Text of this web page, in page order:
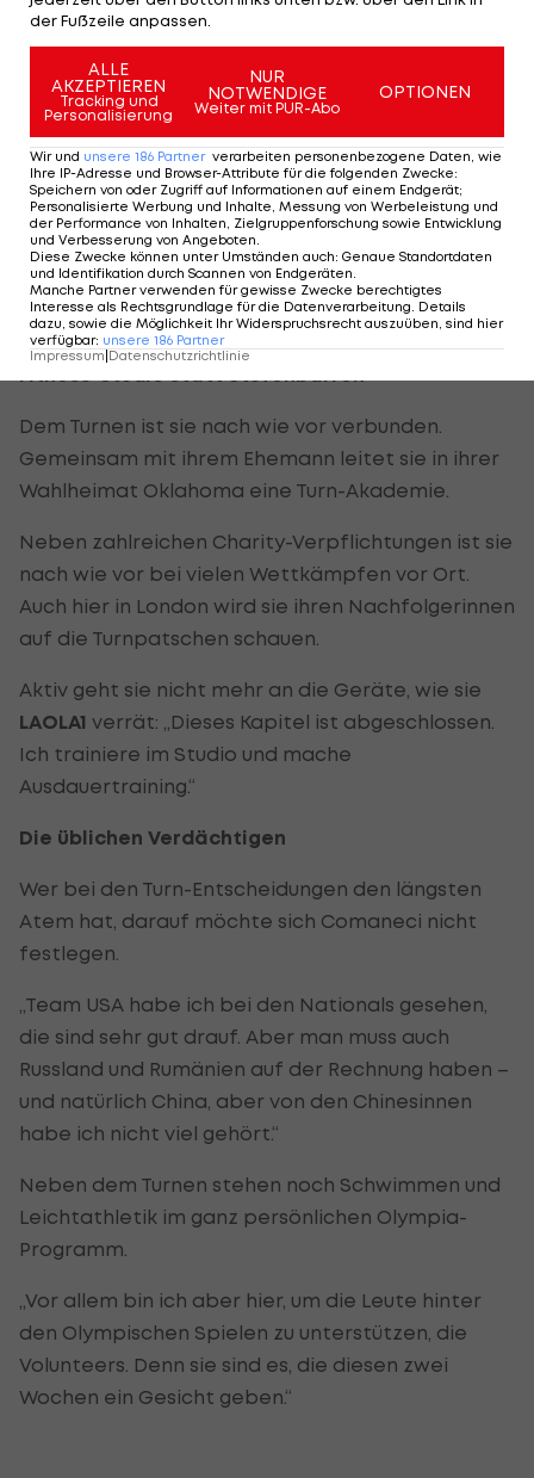
zusammen.
Sehr zum Ärger von „Miss Perfect 10“ Comaneci:
„Für mich gehört die Zehn dazu, ich wünsche sie
mir zurück!“ Das neue Wertungssystem sei
verwirrend und für den Zuschauer nur schwer
nachvollziehbar.
„Wir haben durch die Abschaffung der 10,0 leider
viele Fans verloren“, hofft Comaneci auf ein
Umdenken.
Fitness-Studio statt Stufenbarren
Dem Turnen ist sie nach wie vor verbunden.
Gemeinsam mit ihrem Ehemann leitet sie in ihrer
Wahlheimat Oklahoma eine Turn-Akademie.
Neben zahlreichen Charity-Verpflichtungen ist sie
nach wie vor bei vielen Wettkämpfen vor Ort.
Auch hier in London wird sie ihren Nachfolgerinnen
auf die Turnpatschen schauen.
Aktiv geht sie nicht mehr an die Geräte, wie sie
LAOLA1 verrät: „Dieses Kapitel ist abgeschlossen.
Ich trainiere im Studio und mache
Ausdauertraining.“
Die üblichen Verdächtigen
Wer bei den Turn-Entscheidungen den längsten
Atem hat, darauf möchte sich Comaneci nicht
festlegen.
„Team USA habe ich bei den Nationals gesehen,
die sind sehr gut drauf. Aber man muss auch
Russland und Rumänien auf der Rechnung haben –
und natürlich China, aber von den Chinesinnen
habe ich nicht viel gehört.“
Neben dem Turnen stehen noch Schwimmen und
Leichtathletik im ganz persönlichen Olympia-
Programm.
„Vor allem bin ich aber hier, um die Leute hinter
den Olympischen Spielen zu unterstützen, die
Volunteers. Denn sie sind es, die diesen zwei
Wochen ein Gesicht geben.“
der Fußzeile anpassen.
ALLE
AKZEPTIEREN
Tracking und
Personalisierung
NUR
NOTWENDIGE
Weiter mit PUR-Abo
OPTIONEN
Wir und unsere 186 Partner verarbeiten personenbezogene Daten, wie
Ihre IP-Adresse und Browser-Attribute für die folgenden Zwecke:
Speichern von oder Zugriff auf Informationen auf einem Endgerät;
Personalisierte Werbung und Inhalte, Messung von Werbeleistung und
der Performance von Inhalten, Zielgruppenforschung sowie Entwicklung
und Verbesserung von Angeboten
Diese Zwecke können unter Umständen auch: Genaue Standortdaten
und Identifikation durch Scannen von Endgeräten
Manche Partner verwenden für gewisse Zwecke berechtigtes
Interesse als Rechtsgrundlage für die Datenverarbeitung. Details
dazu, sowie die Möglichkeit Ihr Widerspruchsrecht auszuüben, sind hier
verfügbar: unsere 186 Partner
Impressum|Datenschutzrichtlinie